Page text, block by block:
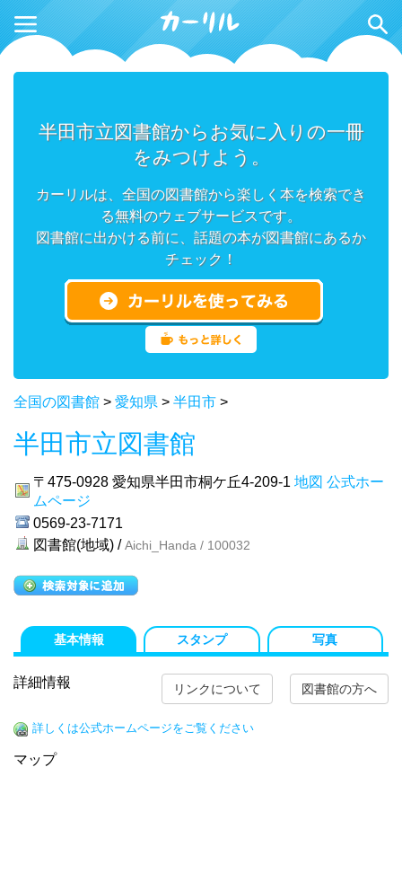
半田市立図書館からお気に入りの一冊
をみつけよう。
カーリルは、全国の図書館から楽しく本を検索でき
る無料のウェブサービスです。
図書館に出かける前に、話題の本が図書館にあるか
チェック！
全国の図書館 > 愛知県 > 半田市 >
半田市立図書館
〒475-0928 愛知県半田市桐ケ丘4-209-1 地図 公式ホー
ムページ
0569-23-7171
図書館(地域) / Aichi_Handa / 100032
基本情報 スタンプ 写真
リンクについて 図書館の方へ
詳細情報
詳しくは公式ホームページをご覧ください
マップ